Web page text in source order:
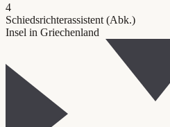
4
Schiedsrichterassistent (Abk.)
Insel in Griechenland